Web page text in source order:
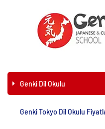
Genki Dil Okulu
Genki Tokyo Dil Okulu